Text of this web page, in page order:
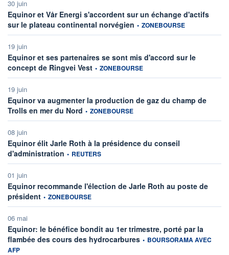
30 juin
Equinor et Vår Energi s'accordent sur un échange d'actifs
sur le plateau continental norvégien information fournie par
• ZONEBOURSE
19 juin
Equinor et ses partenaires se sont mis d'accord sur le
concept de Ringvei Vestinformation fournie par
• ZONEBOURSE
19 juin
Equinor va augmenter la production de gaz du champ de
Trolls en mer du Nord information fournie par
• ZONEBOURSE
08 juin
Equinor élit Jarle Roth à la présidence du conseil
d'administration information fournie par
• REUTERS
01 juin
Equinor recommande l'élection de Jarle Roth au poste de
présidentinformation fournie par
• ZONEBOURSE
06 mai
Equinor: le bénéfice bondit au 1er trimestre, porté par la
flambée des cours des hydrocarbures information fournie par
• BOURSORAMA AVEC
AFP